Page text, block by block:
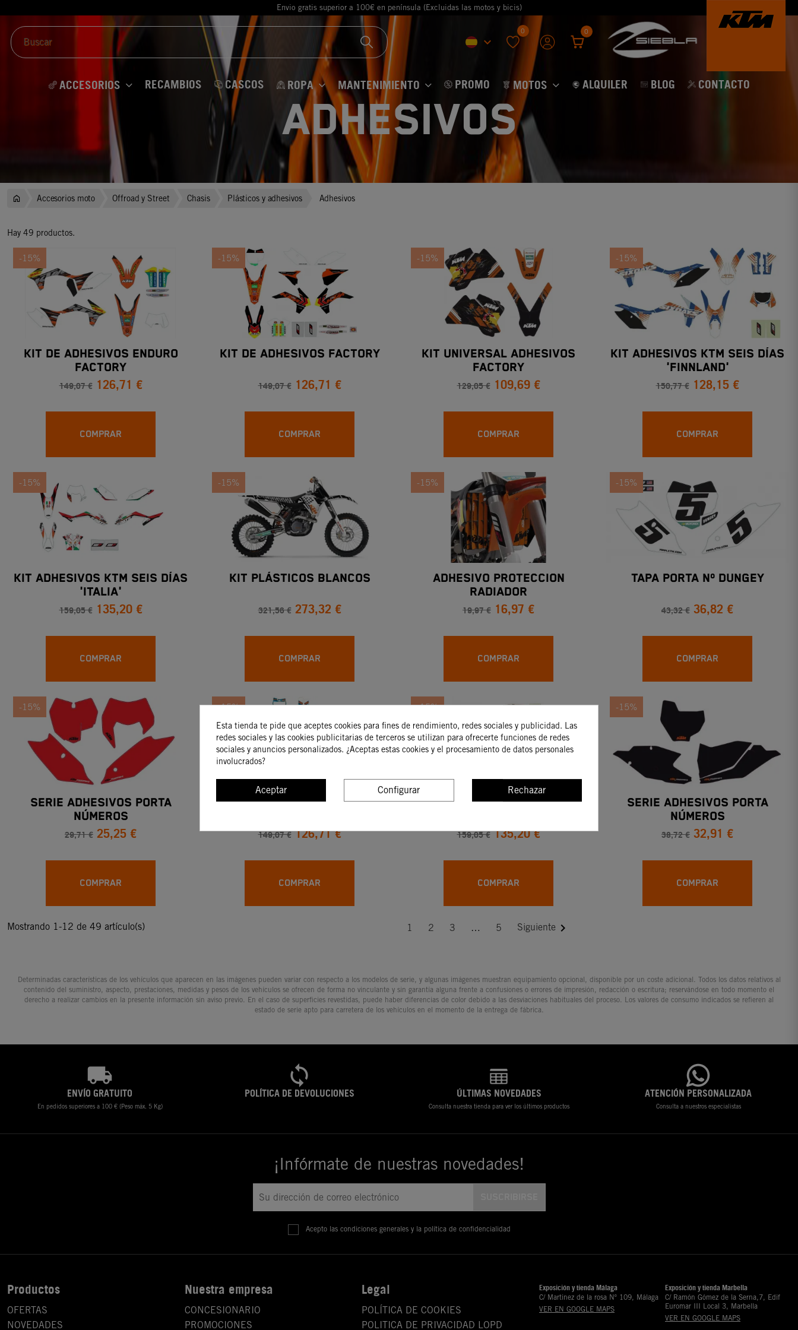
Envio gratis superior a 100€ en península (Excluidas las motos y bicis)
keyboard_arrow_down
0 0
ACCESORIOS RECAMBIOS CASCOS ROPA MANTENIMIENTO PROMO MOTOS ALQUILER BLOG CONTACTO
Adhesivos
Accesorios moto Offroad y Street Chasis Plásticos y adhesivos Adhesivos
Hay 49 productos.
-15%
KIT DE ADHESIVOS ENDURO
FACTORY
149,07 € 126,71 €
COMPRAR
-15%
KIT DE ADHESIVOS FACTORY
149,07 € 126,71 €
COMPRAR
-15%
KIT UNIVERSAL ADHESIVOS
FACTORY
129,05 € 109,69 €
COMPRAR
-15%
KIT ADHESIVOS KTM SEIS DÍAS
'FINNLAND'
150,77 € 128,15 €
COMPRAR
-15%
KIT ADHESIVOS KTM SEIS DÍAS
'ITALIA'
159,05 € 135,20 €
COMPRAR
-15%
KIT PLÁSTICOS BLANCOS
321,56 € 273,32 €
COMPRAR
-15%
ADHESIVO PROTECCION
RADIADOR
19,97 € 16,97 €
COMPRAR
-15%
TAPA PORTA Nº DUNGEY
43,32 € 36,82 €
COMPRAR
-15%
SERIE ADHESIVOS PORTA
NÚMEROS
29,71 € 25,25 €
COMPRAR
-15%
KIT DE ADHESIVOS "STYLE"
149,07 € 126,71 €
COMPRAR
-15%
KIT DE ADHESIVOS FACTORY
159,05 € 135,20 €
COMPRAR
-15%
SERIE ADHESIVOS PORTA
NÚMEROS
38,72 € 32,91 €
COMPRAR
Mostrando 1-12 de 49 artículo(s) 1 2 3 … 5 Siguiente 
Determinadas características de los vehículos que aparecen en las imágenes pueden variar con respecto a los modelos de serie, y algunas imágenes muestran equipamiento opcional, disponible por un coste adicional. Todos los datos relativos al
contenido del suministro, aspecto, prestaciones, medidas y pesos de los vehículos se ofrecen de forma no vinculante y sin garantía alguna frente a confusiones o errores de impresión, redacción o escritura; reservándose en todo momento el
derecho a realizar cambios en la presente información sin aviso previo. En el caso de superficies revestidas, puede haber diferencias de color debido a las desviaciones habituales del proceso. Los valores de consumo indicados se refieren al
estado de serie apto para carretera de los vehículos en el momento de la entrega de fábrica.
ENVÍO GRATUITO
En pedidos superiores a 100 € (Peso máx. 5 Kg)
POLÍTICA DE DEVOLUCIONES ÚLTIMAS NOVEDADES
Consulta nuestra tienda para ver los últimos productos
ATENCIÓN PERSONALIZADA
Consulta a nuestros especialistas
¡Infórmate de nuestras novedades!
Acepto las condiciones generales y la política de confidencialidad
Productos
OFERTAS
NOVEDADES
Nuestra empresa
CONCESIONARIO
PROMOCIONES
Legal
POLÍTICA DE COOKIES
POLITICA DE PRIVACIDAD LOPD
Exposición y tienda Málaga
C/ Martinez de la rosa Nº 109, Málaga
VER EN GOOGLE MAPS
Exposición y tienda Marbella
C/ Ramón Gómez de la Serna,7, Edif
Euromar III Local 3, Marbella
VER EN GOOGLE MAPS
Esta tienda te pide que aceptes cookies para fines de rendimiento, redes sociales y publicidad. Las
redes sociales y las cookies publicitarias de terceros se utilizan para ofrecerte funciones de redes
sociales y anuncios personalizados. ¿Aceptas estas cookies y el procesamiento de datos personales
involucrados?
Aceptar Configurar Rechazar